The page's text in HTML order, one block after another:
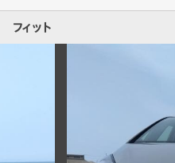
フィット